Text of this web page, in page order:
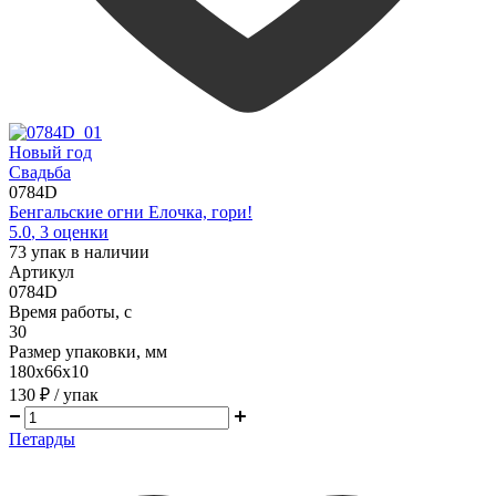
Новый год
Свадьба
0784D
Бенгальские огни Елочка, гори!
5.0, 3 оценки
73 упак в наличии
Артикул
0784D
Время работы, с
30
Размер упаковки, мм
180х66х10
130 ₽ / упак
Петарды